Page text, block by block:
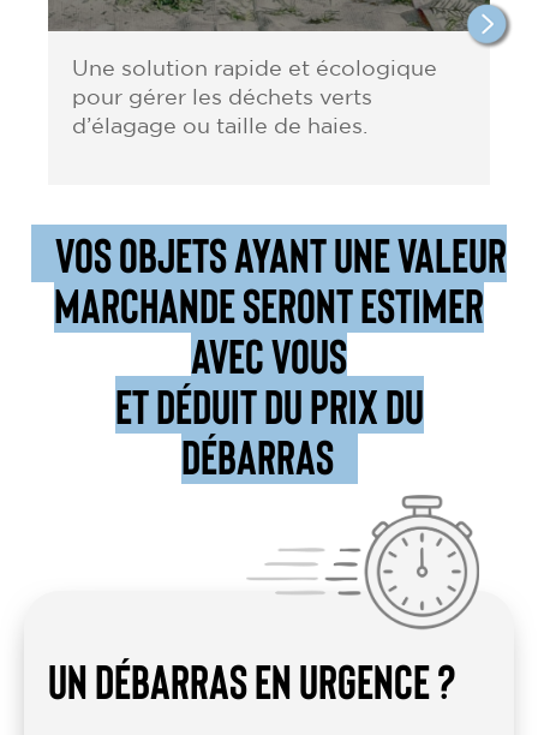
Une solution rapide et écologique
pour gérer les déchets verts
d’élagage ou taille de haies.
VOS OBJETS AYANT UNE VALEUR
MARCHANDE SERONT ESTIMER
AVEC VOUS
ET DÉDUIT DU PRIX DU
DÉBARRAS
UN DÉBARRAS EN URGENCE ?